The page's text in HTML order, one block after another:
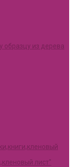
образцу из дерева
лист"